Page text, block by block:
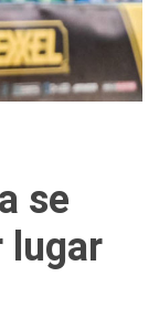
se
lugar